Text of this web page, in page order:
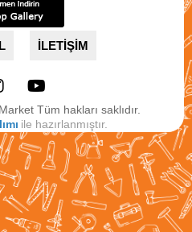
İLETİŞİM
Tüm hakları saklıdır.
ile hazırlanmıştır.